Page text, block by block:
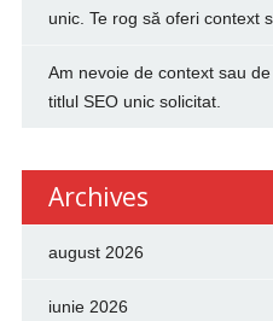
unic. Te rog să oferi context
Am nevoie de context sau
titlul SEO unic solicitat.
Archives
august 2026
iunie 2026